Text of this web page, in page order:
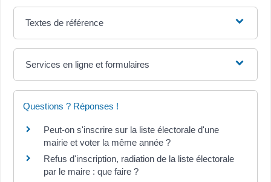
Textes de référence
Services en ligne et formulaires
Questions ? Réponses !
Peut-on s'inscrire sur la liste électorale d'une
mairie et voter la même année ?
Refus d'inscription, radiation de la liste électorale
par le maire : que faire ?